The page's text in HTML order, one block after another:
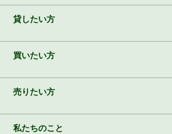
貸したい方
買いたい方
売りたい方
私たちのこと